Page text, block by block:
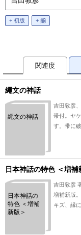
+ 初版 + 揃
関連度
繩文の神話
繩文の神話
吉田敦彦
帯付。ヤ
す。帯に
日本神話の特色 ＜増補
日本神話の
特色 ＜増補
新版＞
吉田敦彦
増補新版
キズ、縁